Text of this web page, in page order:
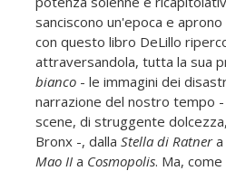
sanciscono un'epoca e
con questo libro DeLillo
attraversandola, tutta la sua
bianco - le immagini dei
narrazione del nostro tempo -
scene, di struggente
Bronx -, dalla Stella di Ratnera
Mao II a Cosmopolis. Ma,